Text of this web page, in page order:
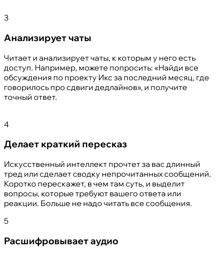
3
Анализирует чаты
Читает и анализирует чаты, к которым у него есть
доступ. Например, можете попросить: «Найди все
обсуждения по проекту Икс за последний месяц, где
говорилось про сдвиги дедлайнов», и получите
точный ответ.
4
Делает краткий пересказ
Искусственный интеллект прочтет за вас длинный
тред или сделает сводку непрочитанных сообщений.
Коротко перескажет, в чем там суть, и выделит
вопросы, которые требуют вашего ответа или
реакции. Больше не надо читать все сообщения.
5
Расшифровывает аудио